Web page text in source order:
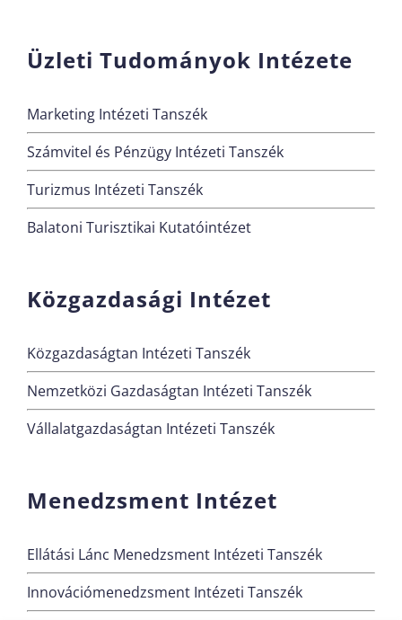
Üzleti Tudományok Intézete
Marketing Intézeti Tanszék
Számvitel és Pénzügy Intézeti Tanszék
Turizmus Intézeti Tanszék
Balatoni Turisztikai Kutatóintézet
Közgazdasági Intézet
Közgazdaságtan Intézeti Tanszék
Nemzetközi Gazdaságtan Intézeti Tanszék
Vállalatgazdaságtan Intézeti Tanszék
Menedzsment Intézet
Ellátási Lánc Menedzsment Intézeti Tanszék
Innovációmenedzsment Intézeti Tanszék